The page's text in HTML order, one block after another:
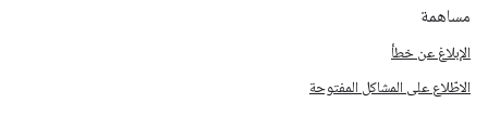
مساهمة
الإبلاغ عن خطأ
الاطّلاع على المشاكل المفتوحة